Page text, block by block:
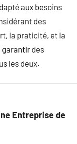
aux besoins
des
la praticité, et la
garantir des
les deux.
Entreprise de